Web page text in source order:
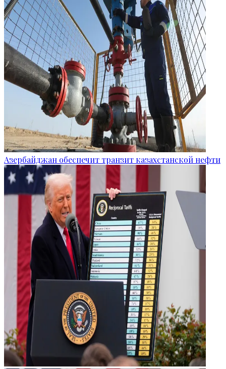
Азербайджан обеспечит транзит казахстанской нефти